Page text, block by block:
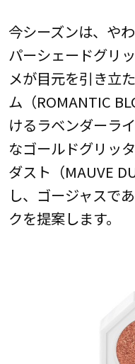
今シーズンは、や
パーシェードグリ
メが目元を引き立
ム（ROMANTIC
けるラベンダーラ
なゴールドグリッ
ダスト（MAUVE
し、ゴージャスで
クを提案します。